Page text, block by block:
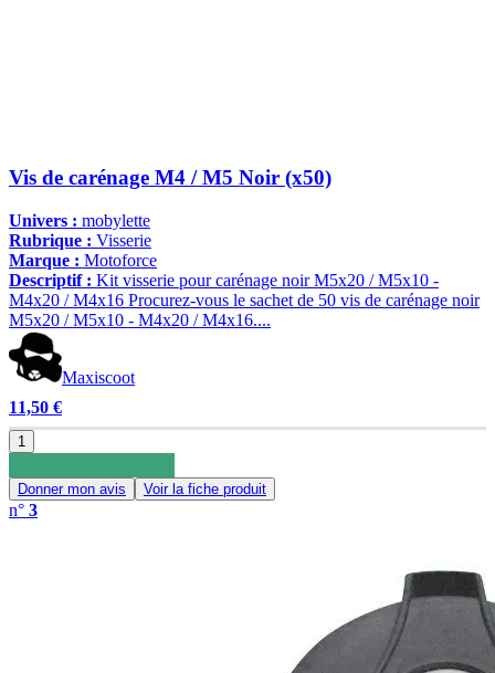
Vis de carénage M4 / M5 Noir (x50)
Univers : mobylette
Rubrique : Visserie
Marque : Motoforce
Descriptif : Kit visserie pour carénage noir M5x20 / M5x10 -
M4x20 / M4x16 Procurez-vous le sachet de 50 vis de carénage noir
M5x20 / M5x10 - M4x20 / M4x16....
Maxiscoot
11,50 €
1
Donner mon avis Voir la fiche produit
n° 3